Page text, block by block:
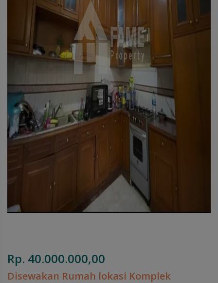
Rp. 40.000.000,00
Disewakan Rumah lokasi Komplek